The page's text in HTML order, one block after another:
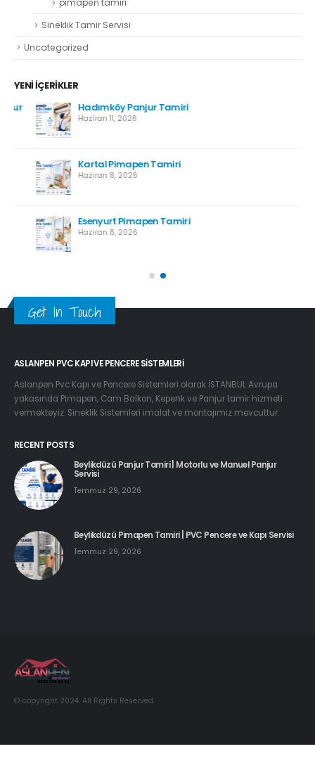
Uncategorized
YENI İÇERIKLER
Haziran 11, 2026
Kartal Pimapen Tamiri
Haziran 8, 2026
Esenyurt Pimapen Tamiri
Haziran 8, 2026
ASLANPEN PVC KAPI VE PENCERE SISTEMLERI
yakasında Pimapen, Cam Balkon, Kepenk ve Panjur tamir hizmeti
RECENT POSTS
Beylikdüzü Pimapen Tamiri | PVC Pencere ve Kapı Servisi
© copyright 2024. All Rights Reserved.